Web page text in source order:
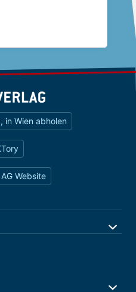
in Wien abholen
Website